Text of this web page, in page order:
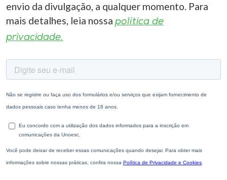
envio da divulgação, a qualquer momento. Para
mais detalhes, leia nossa política de
privacidade.